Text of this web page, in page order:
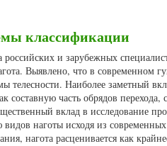
классификации
и зарубежных
Выявлено, что в современном
телесности. Наиболее заметный
составную часть обрядов
вклад в исследование
наготы исходя из
нагота расценивается как